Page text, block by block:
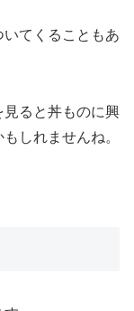
てくることもあ
ると丼ものに興
しれませんね。